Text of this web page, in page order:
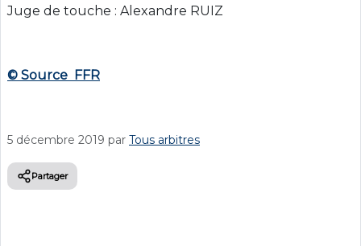
Juge de touche : Alexandre RUIZ
© Source FFR
5 décembre 2019 par Tous arbitres
Partager